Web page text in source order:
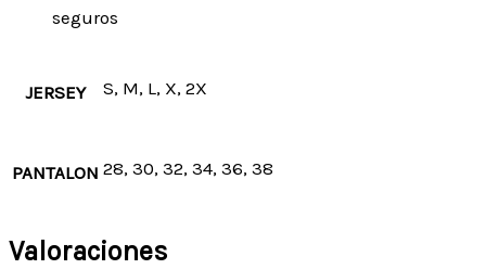
seguros
JERSEY S, M, L, X, 2X
PANTALON 28, 30, 32, 34, 36, 38
Valoraciones